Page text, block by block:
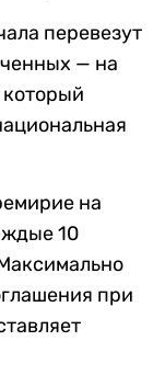
перевезут
— на
на
10
при